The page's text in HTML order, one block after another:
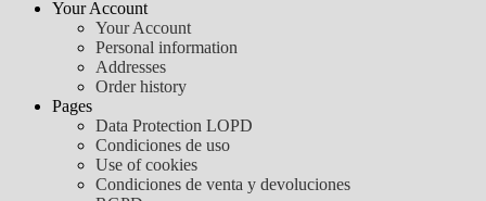
Your Account
Your Account
Personal information
Addresses
Order history
Pages
Data Protection LOPD
Condiciones de uso
Use of cookies
Condiciones de venta y devoluciones